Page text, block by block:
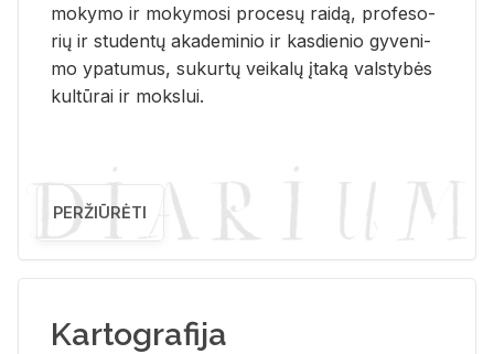
mo­ky­mo ir mo­ky­mo­si pro­ce­sų rai­dą, pro­fe­so­
rių ir stu­den­tų aka­de­mi­nio ir kas­die­nio gy­ve­ni­
mo ypa­tu­mus, su­kur­tų vei­ka­lų įta­ką vals­ty­bės
kul­tū­rai ir moks­lui.
PERŽIŪRĖTI
Kartografija